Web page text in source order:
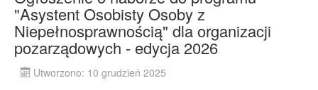
"Asystent Osobisty Osoby z
Niepełnosprawnością" dla organizacji
pozarządowych - edycja 2026
Utworzono: 10 grudzień 2025